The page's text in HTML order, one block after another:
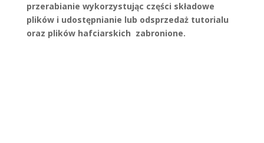
przerabianie wykorzystując części składowe
plików i udostępnianie lub odsprzedaż tutorialu
oraz plików hafciarskich zabronione.